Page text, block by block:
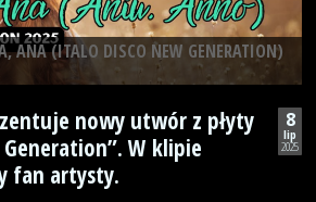
ANA (ITALO DISCO NEW GENERATION)
8
lip
2025
nowy utwór z płyty
W klipie
fan artysty.